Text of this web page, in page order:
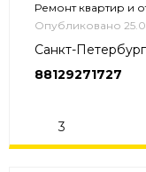
Ремонт квартир и
Опубликовано
Санкт-
88129271727
3